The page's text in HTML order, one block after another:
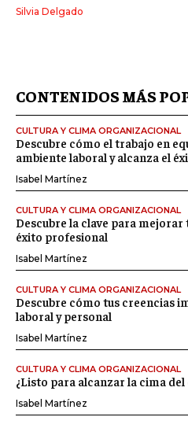
Silvia Delgado
CONTENIDOS MÁS
CULTURA Y CLIMA ORGANIZACIONAL
Descubre cómo el trabajo en
ambiente laboral y alcanza el
Isabel Martínez
CULTURA Y CLIMA ORGANIZACIONAL
Descubre la clave para mejorar
éxito profesional
Isabel Martínez
CULTURA Y CLIMA ORGANIZACIONAL
Descubre cómo tus creencias
laboral y personal
Isabel Martínez
CULTURA Y CLIMA ORGANIZACIONAL
¿Listo para alcanzar la cima
Isabel Martínez